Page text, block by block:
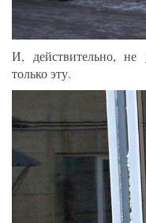
И, действительно, не
только эту.